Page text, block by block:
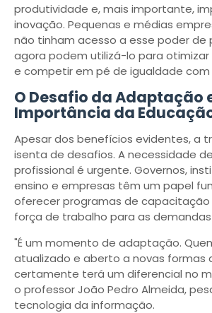
produtividade e, mais importante,
inovação. Pequenas e médias
não tinham acesso a esse poder de
agora podem utilizá-lo para
e competir em pé de igualdade com
O Desafio da Adaptação
Importância da
Apesar dos benefícios evidentes, a
isenta de desafios. A necessidade
profissional é urgente. Governos,
ensino e empresas têm um papel
oferecer programas de
força de trabalho para as
"É um momento de adaptação.
atualizado e aberto a novas formas
certamente terá um diferencial no
o professor João Pedro Almeida,
tecnologia da informação.